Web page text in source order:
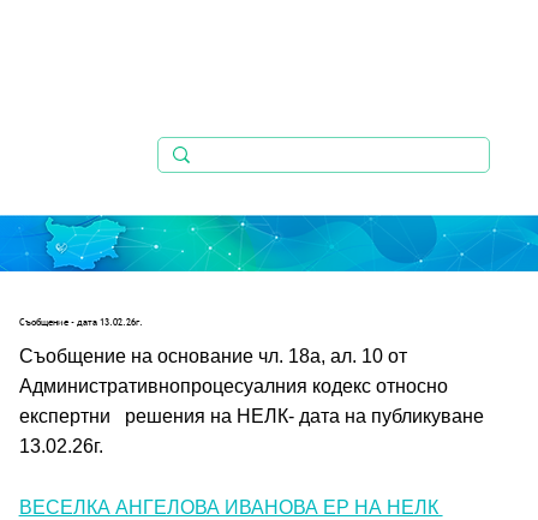
Съобщениe - дата 13.02.26г.
Съобщение на основание чл. 18а, ал. 10 от
Административнопроцесуалния кодекс относно
експертни   решения на НЕЛК- дата на публикуване
13.02.26г.
ВЕСЕЛКА АНГЕЛОВА ИВАНОВА ЕР НА НЕЛК